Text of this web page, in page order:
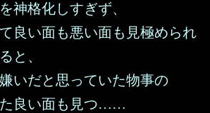
神格化しすぎず、
良い面も悪い面も見極められ
と、
いだと思っていた物事の
た良い面も見つ……